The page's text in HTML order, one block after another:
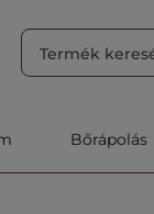
Bőrápolás